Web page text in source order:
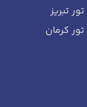
تور تبریز
تور کرمان